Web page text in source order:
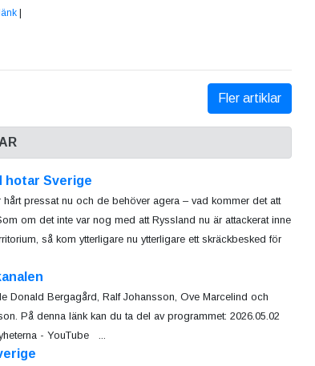
Fler artiklar
hotar Sverige
hårt pressat nu och de behöver agera – vad kommer det att
om det inte var nog med att Ryssland nu är attackerat inne
så kom ytterligare nu ytterligare ett skräckbesked för
Donald Bergagård, Ralf Johansson, Ove Marcelind och
På denna länk kan du ta del av programmet: 2026.05.02
- YouTube ...